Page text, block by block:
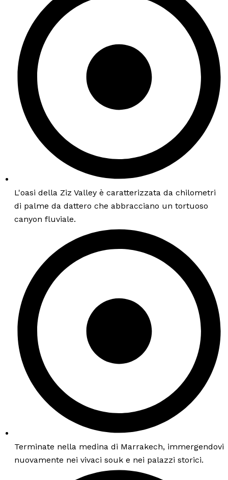
L'oasi della Ziz Valley è caratterizzata da chilometri
di palme da dattero che abbracciano un tortuoso
canyon fluviale.
Terminate nella medina di Marrakech, immergendovi
nuovamente nei vivaci souk e nei palazzi storici.